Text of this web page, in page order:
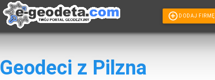
DODAJ FIRMĘ
Geodeci z Pilzna